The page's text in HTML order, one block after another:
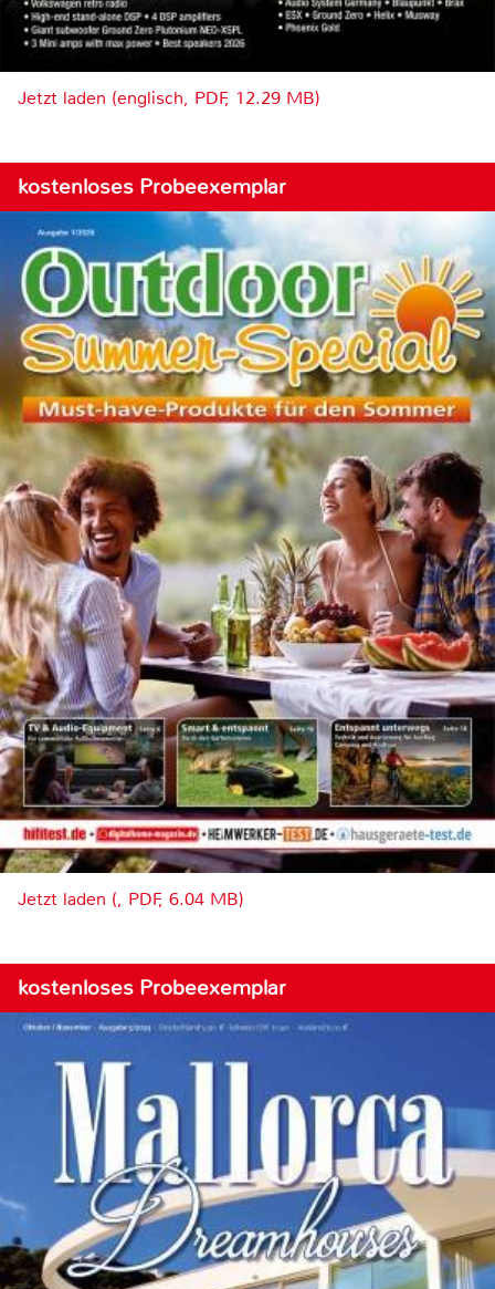
Jetzt laden (englisch, PDF, 12.29 MB)
kostenloses Probeexemplar
Jetzt laden (, PDF, 6.04 MB)
kostenloses Probeexemplar